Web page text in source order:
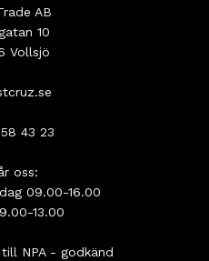
AB
10
Vollsjö
43 23
oss:
09.00-16.00
13.00
NPA - godkänd